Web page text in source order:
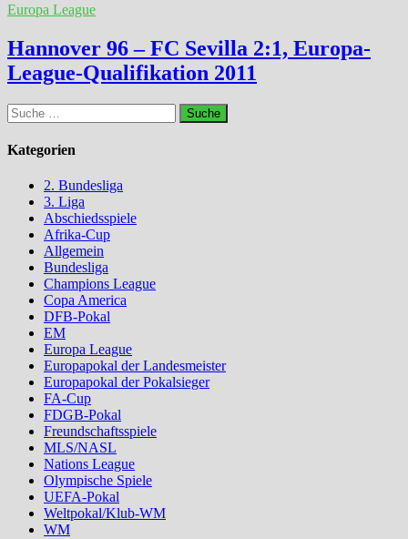
Europa League
Hannover 96 – FC Sevilla 2:1, Europa-
League-Qualifikation 2011
Suche
nach:
Kategorien
2. Bundesliga
3. Liga
Abschiedsspiele
Afrika-Cup
Allgemein
Bundesliga
Champions League
Copa America
DFB-Pokal
EM
Europa League
Europapokal der Landesmeister
Europapokal der Pokalsieger
FA-Cup
FDGB-Pokal
Freundschaftsspiele
MLS/NASL
Nations League
Olympische Spiele
UEFA-Pokal
Weltpokal/Klub-WM
WM